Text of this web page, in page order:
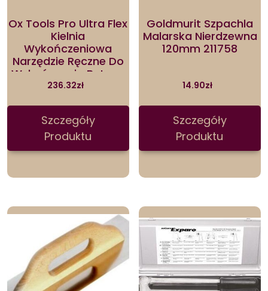
Ox Tools Pro Ultra Flex
Kielnia
Wykończeniowa
Narzędzie Ręczne Do
Wykańczania Betonu
Tynku Z Miękkim
236.32zł
Szczegóły
Produktu
Goldmurit Szpachla
Malarska Nierdzewna
120mm 211758
14.90zł
Szczegóły
Produktu